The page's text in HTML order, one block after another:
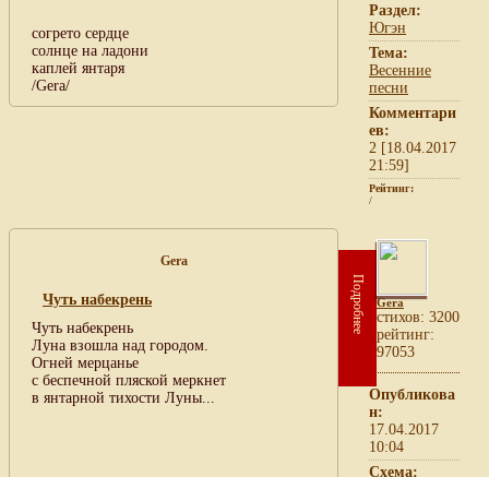
согрето сердце
солнце на ладони
каплей янтаря
/Gera/
Раздел:
Югэн
Тема:
Весенние
песни
Комментари
ев:
2 [18.04.2017
21:59]
Рейтинг:
/
Gera
Чуть набекрень
Чуть набекрень
Луна взошла над городом.
Огней мерцанье
с беспечной пляской меркнет
в янтарной тихости Луны...
Подробнее Gera
cтихов: 3200
рейтинг:
97053
Опубликова
н:
17.04.2017
10:04
Схема: